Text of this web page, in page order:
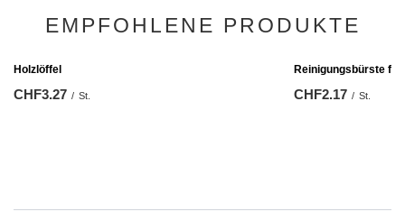
EMPFOHLENE PRODUKTE
Reinigungsbürste
CHF2.17 / St.